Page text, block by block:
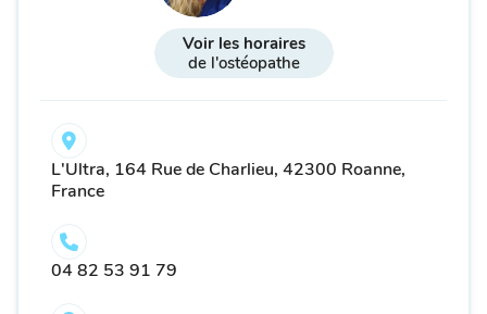
Voir les horaires
de l'ostéopathe
L'Ultra, 164 Rue de Charlieu, 42300 Roanne,
France
04 82 53 91 79